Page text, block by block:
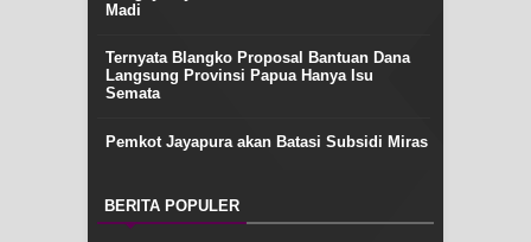
Madi
Ternyata Blangko Proposal Bantuan Dana
Langsung Provinsi Papua Hanya Isu
Semata
Pemkot Jayapura akan Batasi Subsidi Miras
BERITA POPULER